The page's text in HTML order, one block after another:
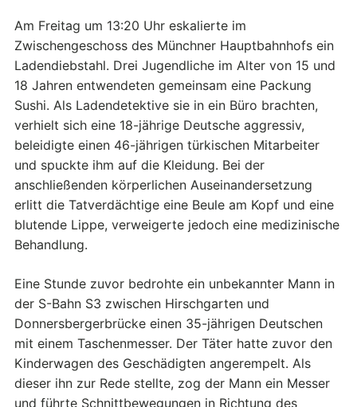
Am Freitag um 13:20 Uhr eskalierte im
Zwischengeschoss des Münchner Hauptbahnhofs ein
Ladendiebstahl. Drei Jugendliche im Alter von 15 und
18 Jahren entwendeten gemeinsam eine Packung
Sushi. Als Ladendetektive sie in ein Büro brachten,
verhielt sich eine 18-jährige Deutsche aggressiv,
beleidigte einen 46-jährigen türkischen Mitarbeiter
und spuckte ihm auf die Kleidung. Bei der
anschließenden körperlichen Auseinandersetzung
erlitt die Tatverdächtige eine Beule am Kopf und eine
blutende Lippe, verweigerte jedoch eine medizinische
Behandlung.
Eine Stunde zuvor bedrohte ein unbekannter Mann in
der S-Bahn S3 zwischen Hirschgarten und
Donnersbergerbrücke einen 35-jährigen Deutschen
mit einem Taschenmesser. Der Täter hatte zuvor den
Kinderwagen des Geschädigten angerempelt. Als
dieser ihn zur Rede stellte, zog der Mann ein Messer
und führte Schnittbewegungen in Richtung des